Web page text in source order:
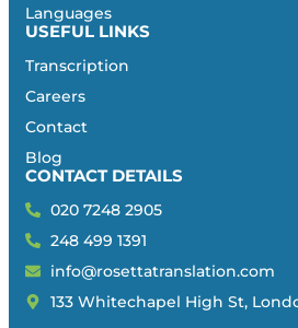
Languages
USEFUL LINKS
Transcription
Careers
Contact
Blog
CONTACT DETAILS
020 7248 2905
248 499 1391
info@rosettatranslation.com
133 Whitechapel High St,